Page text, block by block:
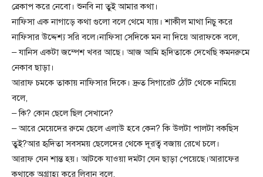
ব্রেকাপ করে নেবো। শুনবি না তুই আমার কথা।
নাফিসা এক নাগাড়ে কথা গুলো বলে থেমে যায়। শাকীল মাথা নিচু করে
নাফিসার উদ্দেশ্য সরি বলে।নাফিসা সেদিকে মন না দিয়ে আরাফকে বলে,
– যানিস একটা জম্পেশ খবর আছে। আজ আমি হৃদিতাকে দেখেছি কমনরুমে
নেকাব ছাড়া।
আরাফ চমকে তাকায় নাফিসার দিকে। দ্রুত সিগারেট ঠোঁট থেকে নামিয়ে
বলে,
– কি? কোন ছেলে ছিল সেখানে?
– আরে মেয়েদের রুমে ছেলে এলাউ হবে কেন? কি উলটা পালটা বকছিস
তুই?আর হৃদিতা সবসময় ছেলেদের থেকে দূরত্ব বজায় রেখে চলে।
আরাফ যেন শান্ত হয়। আটকে যাওয়া দমটা যেন ছাড়া পেয়েছে।আরাফের
কথাকে অগ্রাহ্য করে লিবান বলে,